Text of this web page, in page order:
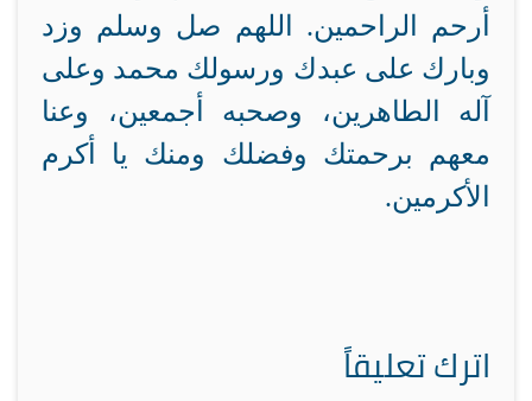
أرحم الراحمين. اللهم صل وسلم وزد
وبارك على عبدك ورسولك محمد وعلى
آله الطاهرين، وصحبه أجمعين، وعنا
معهم برحمتك وفضلك ومنك يا أكرم
الأكرمين.
اترك تعليقاً